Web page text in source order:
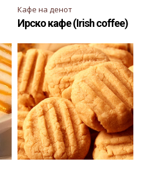
Кафе на денот
Ирско кафе (Irish coffee)